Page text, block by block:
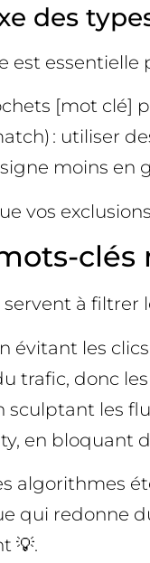
des
est
[mot clé]
: utiliser
moins en
vos
à
les clics
trafic, donc
sculptant les
en bloquant
algorithmes
qui redonne
💡.